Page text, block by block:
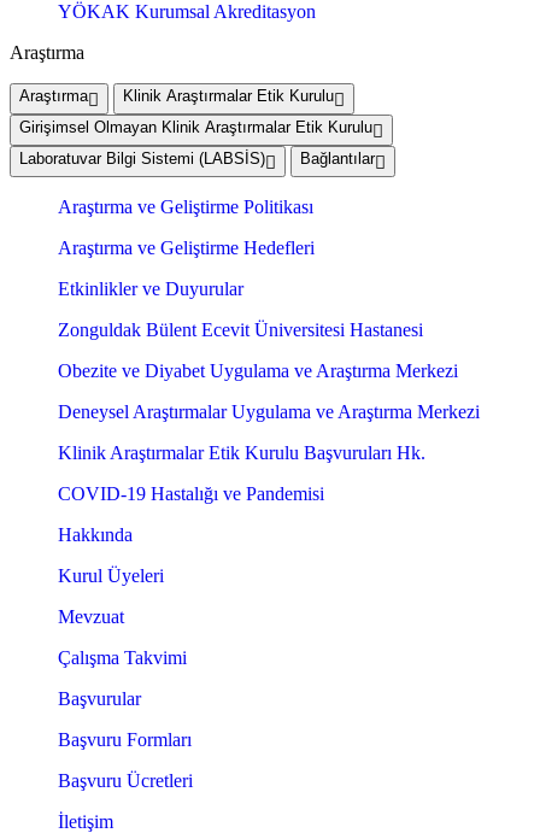
YÖKAK Kurumsal Akreditasyon
Araştırma
Araştırma
Klinik Araştırmalar Etik Kurulu
Girişimsel Olmayan Klinik Araştırmalar Etik Kurulu
Laboratuvar Bilgi Sistemi (LABSİS)
Bağlantılar
Araştırma ve Geliştirme Politikası
Araştırma ve Geliştirme Hedefleri
Etkinlikler ve Duyurular
Zonguldak Bülent Ecevit Üniversitesi Hastanesi
Obezite ve Diyabet Uygulama ve Araştırma Merkezi
Deneysel Araştırmalar Uygulama ve Araştırma Merkezi
Klinik Araştırmalar Etik Kurulu Başvuruları Hk.
COVID-19 Hastalığı ve Pandemisi
Hakkında
Kurul Üyeleri
Mevzuat
Çalışma Takvimi
Başvurular
Başvuru Formları
Başvuru Ücretleri
İletişim